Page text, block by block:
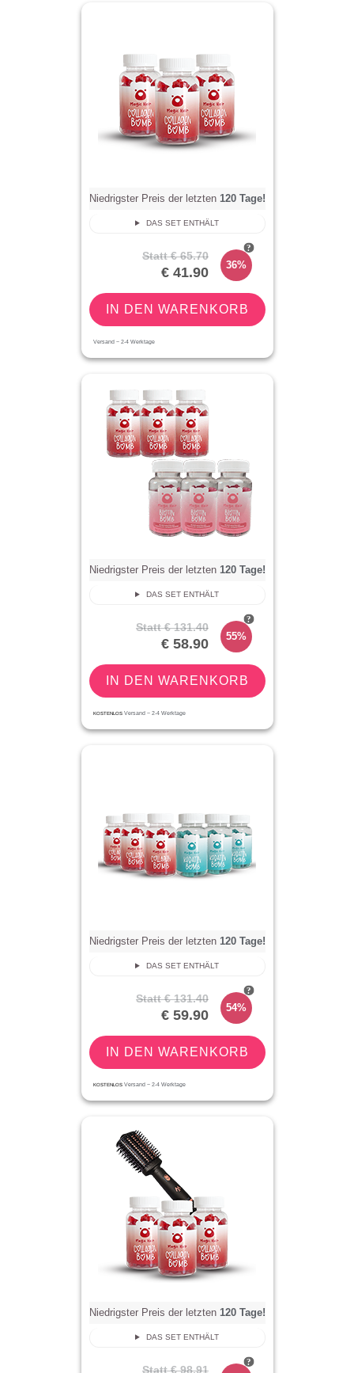
Niedrigster Preis der letzten 120Tage!
DAS SET ENTHÄLT
Statt € 65.70
€ 41.90 36%
IN DEN WARENKORB
Versand ~ 2-4Werktage
Niedrigster Preis der letzten 120Tage!
DAS SET ENTHÄLT
Statt € 131.40
€ 58.90 55%
IN DEN WARENKORB
KOSTENLOS Versand ~ 2-4Werktage
Niedrigster Preis der letzten 120Tage!
DAS SET ENTHÄLT
Statt € 131.40
€ 59.90 54%
IN DEN WARENKORB
KOSTENLOS Versand ~ 2-4Werktage
Niedrigster Preis der letzten 120Tage!
DAS SET ENTHÄLT
Statt € 98.91